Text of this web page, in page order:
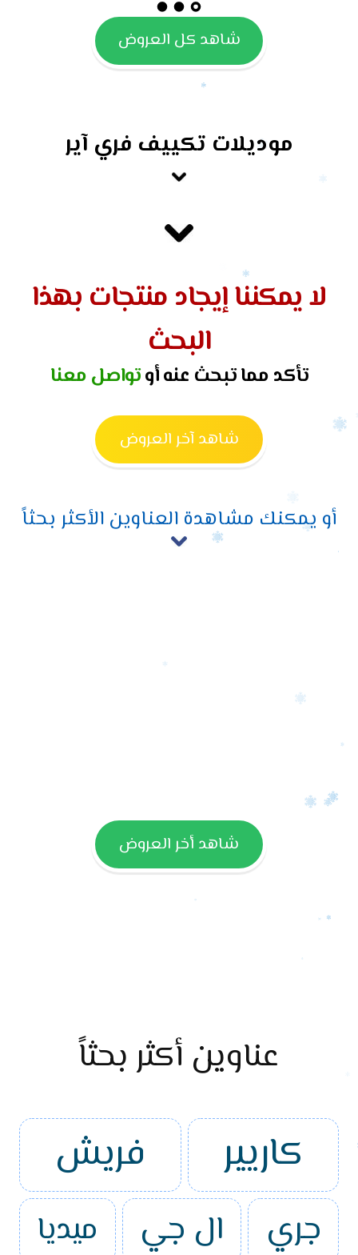
شاهد كل العروض
موديلات تكييف فري آير
لا يمكننا إيجاد منتجات بهذا
البحث
تأكد مما تبحث عنه أوتواصل معنا
شاهد آخر العروض
أو يمكنك مشاهدة العناوين الأكثر بحثاً
شاهد أخر العروض
عناوين أكثر بحثاً
كاريير فريش
جري ال جي ميديا